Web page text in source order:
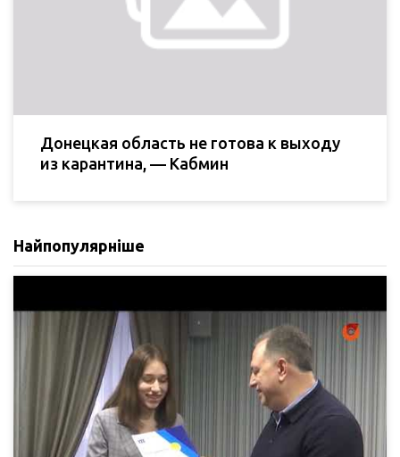
Донецкая область не готова к выходу
из карантина, — Кабмин
Найпопулярніше